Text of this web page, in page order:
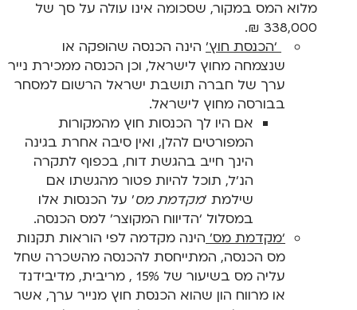
מלוא המס במקור, שסכומה אינו עולה על סך של
338,000 ₪.
‘הכנסת חוץ’ הינה הכנסה שהופקה או
שנצמחה מחוץ לישראל, וכן הכנסה ממכירת נייר
ערך של חברה תושבת ישראל הרשום למסחר
בבורסה מחוץ לישראל.
אם היו לך הכנסות חוץ מהמקורות
המפורטים להלן, ואין סיבה אחרת בגינה
הינך חייב בהגשת דוח, בכפוף לתקרה
הנ’ל, תוכל להיות פטור מהגשתו אם
שילמת ‘מקדמת מס’ על הכנסות אלו
במסלול ‘הדיווח המקוצר’ למס הכנסה.
‘מקדמת מס’ הינה מקדמה לפי הוראות תקנות
מס הכנסה, המתייחסת להכנסה מהשכרה שחל
עליה מס בשיעור של 15% , מריבית, מדיבידנד
או מרווח הון שהוא הכנסת חוץ מנייר ערך, אשר